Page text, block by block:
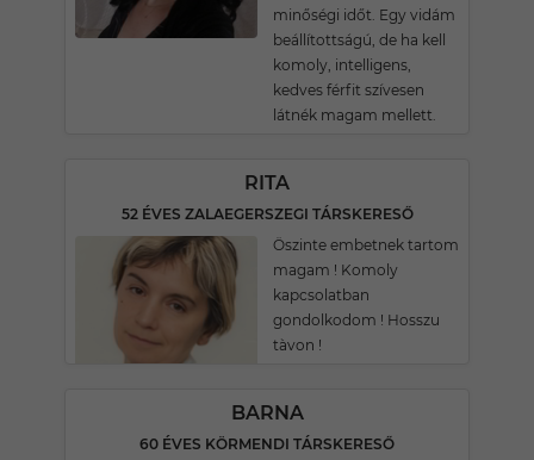
minőségi időt. Egy vidám
beállítottságú, de ha kell
komoly, intelligens,
kedves férfit szívesen
látnék magam mellett.
RITA
52 ÉVES ZALAEGERSZEGI TÁRSKERESŐ
Öszinte embetnek tartom
magam ! Komoly
kapcsolatban
gondolkodom ! Hosszu
tàvon !
BARNA
60 ÉVES KÖRMENDI TÁRSKERESŐ